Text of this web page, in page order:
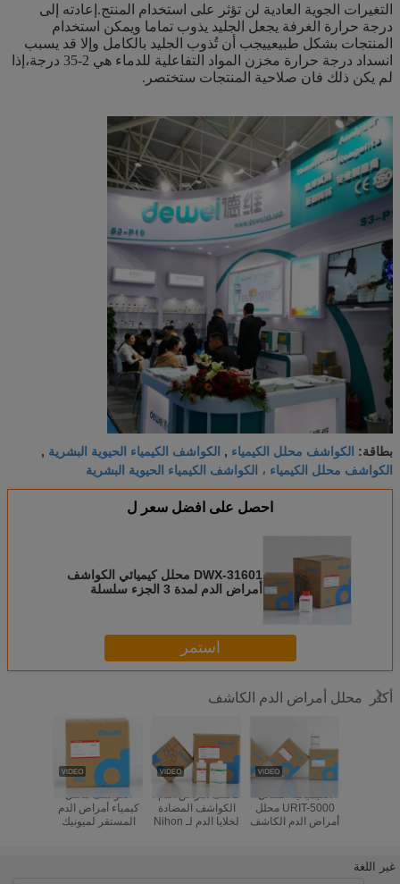
التغيرات الجوية العادية لن تؤثر على استخدام المنتج.إعادته إلى
درجة حرارة الغرفة يجعل الجليد يذوب تماما ويمكن استخدام
المنتجات بشكل طبيعييجب أن تُذوب الجليد بالكامل وإلا قد يسبب
انسداد درجة حرارة مخزن المواد التفاعلية للدماء هي 2-35 درجة،إذا
لم يكن ذلك فان صلاحية المنتجات ستختصر.
بطاقة: الكواشف محلل الكيمياء , الكواشف الكيمياء الحيوية البشرية ,
الكواشف محلل الكيمياء ، الكواشف الكيمياء الحيوية البشرية
احصل على افضل سعر ل
DWX-31601 محلل كيميائي الكواشف
أمراض الدم لمدة 3 الجزء سلسلة
استمر
أكثر محلل أمراض الدم الكاشف
كيمياء أمراض الدم
المستقر لميونيك
الكواشف المضادة
لخلايا الدم لـ Nihon
URIT-5000 محلل
أمراض الدم الكاشف
غير اللغة